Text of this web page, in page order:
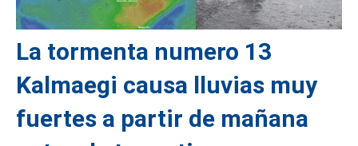
La tormenta numero 13
Kalmaegi causa lluvias muy
fuertes a partir de mañana